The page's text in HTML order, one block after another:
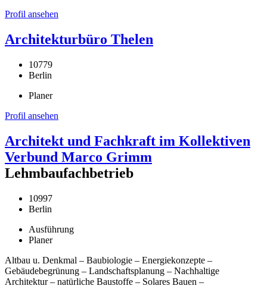
Profil ansehen
Architekturbüro Thelen
10779
Berlin
Planer
Profil ansehen
Architekt und Fachkraft im Kollektiven
Verbund Marco Grimm
Lehmbaufachbetrieb
10997
Berlin
Ausführung
Planer
Altbau u. Denkmal – Baubiologie – Energiekonzepte –
Gebäudebegrünung – Landschaftsplanung – Nachhaltige
Architektur – natürliche Baustoffe – Solares Bauen –